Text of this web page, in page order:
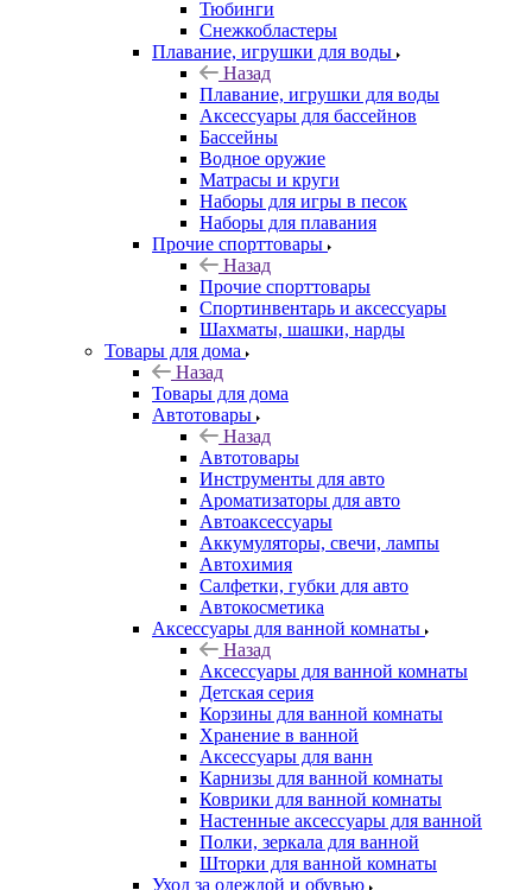
Тюбинги
Снежкобластеры
Плавание, игрушки для воды
Назад
Плавание, игрушки для воды
Аксессуары для бассейнов
Бассейны
Водное оружие
Матрасы и круги
Наборы для игры в песок
Наборы для плавания
Прочие спорттовары
Назад
Прочие спорттовары
Спортинвентарь и аксессуары
Шахматы, шашки, нарды
Товары для дома
Назад
Товары для дома
Автотовары
Назад
Автотовары
Инструменты для авто
Ароматизаторы для авто
Автоаксессуары
Аккумуляторы, свечи, лампы
Автохимия
Салфетки, губки для авто
Автокосметика
Аксессуары для ванной комнаты
Назад
Аксессуары для ванной комнаты
Детская серия
Корзины для ванной комнаты
Хранение в ванной
Аксессуары для ванн
Карнизы для ванной комнаты
Коврики для ванной комнаты
Настенные аксессуары для ванной
Полки, зеркала для ванной
Шторки для ванной комнаты
Уход за одеждой и обувью